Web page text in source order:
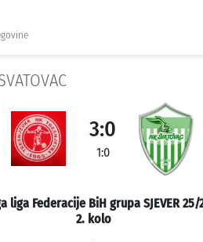
3:0
1:0
liga Federacije BiH grupa SJEVER 25/
2. kolo